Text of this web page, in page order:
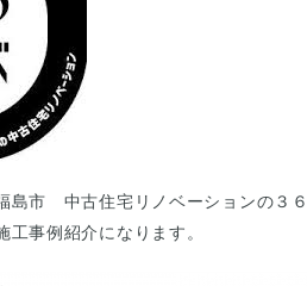
島市 中古住宅リノベーションの３
事例紹介になります。